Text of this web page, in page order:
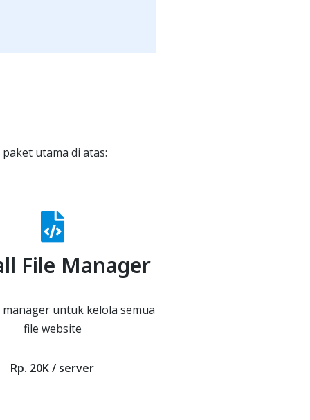
utama di atas:
File Manager
untuk kelola semua
file website
Rp. 20K / server